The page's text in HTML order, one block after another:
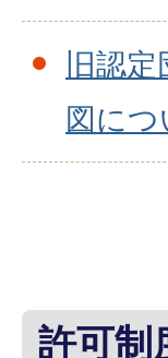
旧認
図につ
許可制